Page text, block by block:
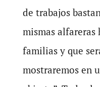
de trabajos
mismas alfareras
familias y que
mostraremos en